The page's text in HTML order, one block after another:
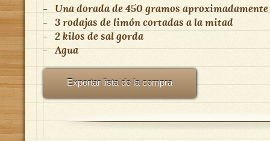
- Una dorada de 450 gramos aproximadamente
- 3 rodajas de limón cortadas a la mitad
- 2 kilos de sal gorda
- Agua
Exportar lista de la compra